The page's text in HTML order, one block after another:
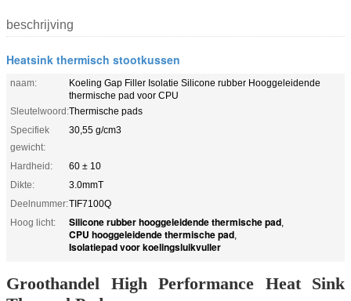
beschrijving
Heatsink thermisch stootkussen
naam:
Koeling Gap Filler Isolatie Silicone rubber Hooggeleidende
thermische pad voor CPU
Sleutelwoord:Thermische pads
Specifiek
gewicht:
30,55 g/cm3
Hardheid:
60 ± 10
Dikte:
3.0mmT
Deelnummer:TIF7100Q
Hoog licht:
Silicone rubber hooggeleidende thermische pad,
CPU hooggeleidende thermische pad,
Isolatiepad voor koelingsluikvuller
Groothandel High Performance Heat Sink